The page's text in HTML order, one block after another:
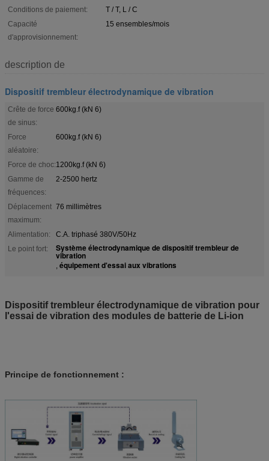
Conditions de paiement:
T / T, L / C
Capacité
d'approvisionnement:
15 ensembles/mois
description de
Dispositif trembleur électrodynamique de vibration
Crête de force
de sinus:
600kg.f (kN 6)
Force
aléatoire:
600kg.f (kN 6)
Force de choc:1200kg.f (kN 6)
Gamme de
fréquences:
2-2500 hertz
Déplacement
maximum:
76 millimètres
Alimentation:
C.A. triphasé 380V/50Hz
Le point fort:
Système électrodynamique de dispositif trembleur de
vibration
, équipement d'essai aux vibrations
Dispositif trembleur électrodynamique de vibration pour
l'essai de vibration des modules de batterie de Li-ion
Principe de fonctionnement :